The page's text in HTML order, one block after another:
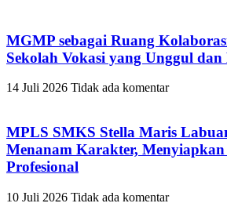
MGMP sebagai Ruang
Sekolah Vokasi yang Unggul dan
14 Juli 2026 Tidak ada komentar
MPLS SMKS Stella Maris
Menanam Karakter, Menyiapkan
Profesional
10 Juli 2026 Tidak ada komentar